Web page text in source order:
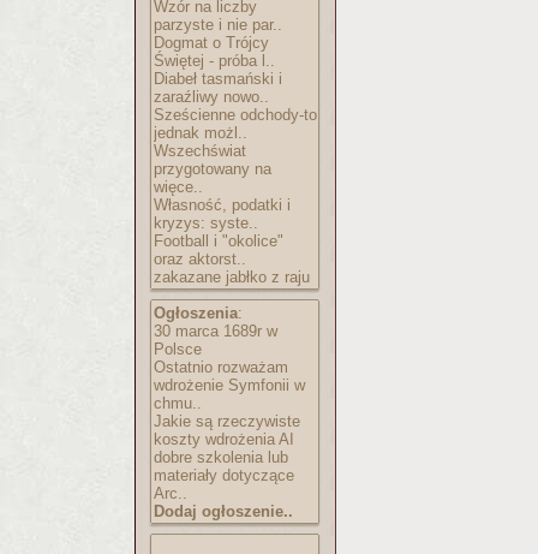
Wzór na liczby
parzyste i nie par..
Dogmat o Trójcy
Świętej - próba l..
Diabeł tasmański i
zaraźliwy nowo..
Sześcienne odchody-to
jednak możl..
Wszechświat
przygotowany na
więce..
Własność, podatki i
kryzys: syste..
Football i "okolice"
oraz aktorst..
zakazane jabłko z raju
Ogłoszenia:
30 marca 1689r w
Polsce
Ostatnio rozważam
wdrożenie Symfonii w
chmu..
Jakie są rzeczywiste
koszty wdrożenia AI
dobre szkolenia lub
materiały dotyczące
Arc..
Dodaj ogłoszenie..